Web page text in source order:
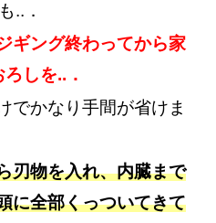
..．
ギング終わってから家
しを..．
でかなり手間が省けま
刃物を入れ、内臓まで
に全部くっついてきて